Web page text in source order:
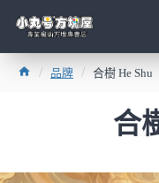
品牌 合樹 He Shu
合